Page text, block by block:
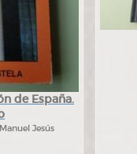
de España.
Jesús